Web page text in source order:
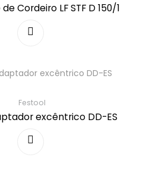
Cordeiro LF STF D 150/1
Festool
excêntrico DD-ES